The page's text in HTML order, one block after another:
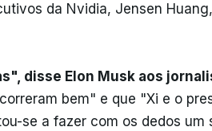
da Nvidia, Jensen
disse Elon Musk aos
bem" e que "Xi e o
se a fazer com os dedos um